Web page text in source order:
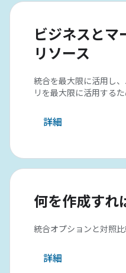
ビジネスとマ
リソース
統合を最大限に活用し
リを最大限に活用する
詳細
何を作成すれ
統合オプションと対照比
詳細